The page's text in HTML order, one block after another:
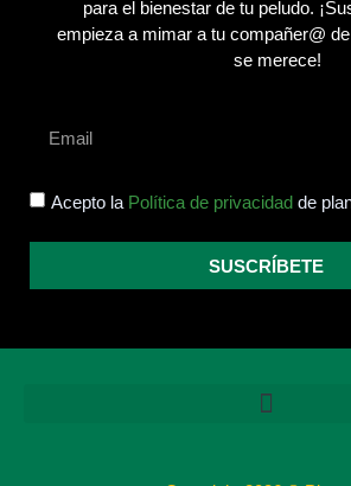
para el bienestar de tu peludo.
empieza a mimar a tu compañer@
se merece!
Acepto la Política de privacidad de
SUSCRÍBETE